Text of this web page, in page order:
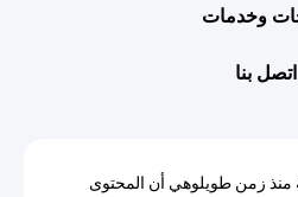
وخدمات
اتصل بنا
منذ زمن طويلوهي أن المحتوى